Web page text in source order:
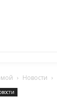
Новости